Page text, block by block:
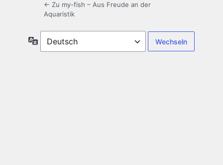
← Zu my-fish – Aus Freude an der
Aquaristik
Sprache